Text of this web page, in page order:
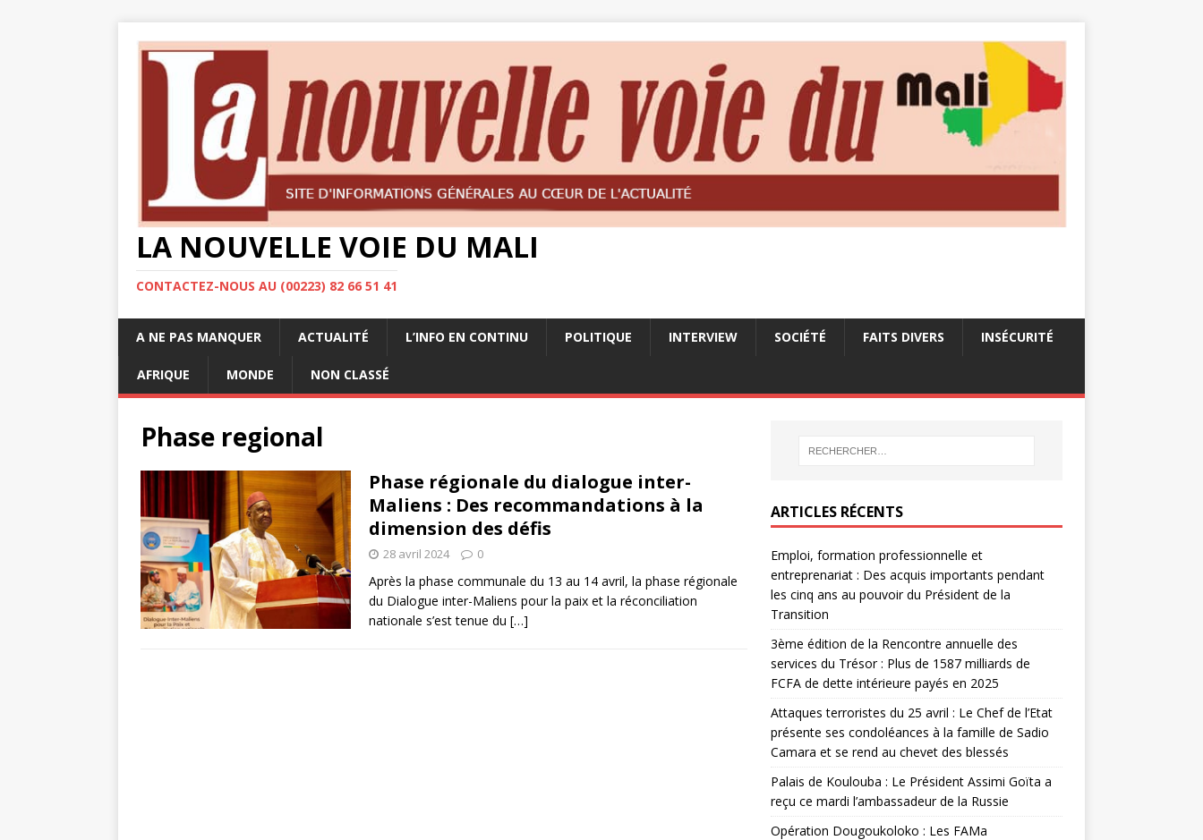
LA NOUVELLE VOIE DU MALI
CONTACTEZ-NOUS AU (00223) 82 66 51 41
A NE PAS MANQUER ACTUALITÉ L’INFO EN CONTINU POLITIQUE INTERVIEW SOCIÉTÉ FAITS DIVERS INSÉCURITÉ
AFRIQUE MONDE NON CLASSÉ
Phase regional
Phase régionale du dialogue inter-
Maliens : Des recommandations à la
dimension des défis
28 avril 2024 0
Après la phase communale du 13 au 14 avril, la phase régionale
du Dialogue inter-Maliens pour la paix et la réconciliation
nationale s’est tenue du […]
ARTICLES RÉCENTS
Emploi, formation professionnelle et
entreprenariat : Des acquis importants pendant
les cinq ans au pouvoir du Président de la
Transition
3ème édition de la Rencontre annuelle des
services du Trésor : Plus de 1587 milliards de
FCFA de dette intérieure payés en 2025
Attaques terroristes du 25 avril : Le Chef de l’Etat
présente ses condoléances à la famille de Sadio
Camara et se rend au chevet des blessés
Palais de Koulouba : Le Président Assimi Goïta a
reçu ce mardi l’ambassadeur de la Russie
Opération Dougoukoloko : Les FAMa